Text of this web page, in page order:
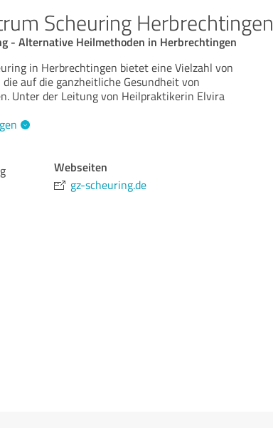
Scheuring Herbrechtingen
- Alternative Heilmethoden in Herbrechtingen
in Herbrechtingen bietet eine Vielzahl von
auf die ganzheitliche Gesundheit von
Unter der Leitung von Heilpraktikerin Elvira
Webseiten
gz-scheuring.de